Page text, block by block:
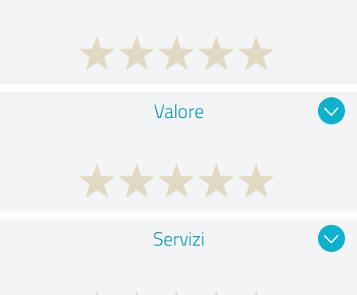
Valore
Servizi